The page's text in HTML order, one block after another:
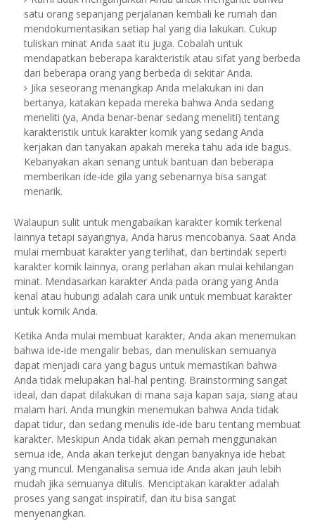
satu orang sepanjang perjalanan kembali ke rumah dan
mendokumentasikan setiap hal yang dia lakukan. Cukup
tuliskan minat Anda saat itu juga. Cobalah untuk
mendapatkan beberapa karakteristik atau sifat yang berbeda
dari beberapa orang yang berbeda di sekitar Anda.
Jika seseorang menangkap Anda melakukan ini dan
bertanya, katakan kepada mereka bahwa Anda sedang
meneliti (ya, Anda benar-benar sedang meneliti) tentang
karakteristik untuk karakter komik yang sedang Anda
kerjakan dan tanyakan apakah mereka tahu ada ide bagus.
Kebanyakan akan senang untuk bantuan dan beberapa
memberikan ide-ide gila yang sebenarnya bisa sangat
menarik.
Walaupun sulit untuk mengabaikan karakter komik terkenal
lainnya tetapi sayangnya, Anda harus mencobanya. Saat Anda
mulai membuat karakter yang terlihat, dan bertindak seperti
karakter komik lainnya, orang perlahan akan mulai kehilangan
minat. Mendasarkan karakter Anda pada orang yang Anda
kenal atau hubungi adalah cara unik untuk membuat karakter
untuk komik Anda.
Ketika Anda mulai membuat karakter, Anda akan menemukan
bahwa ide-ide mengalir bebas, dan menuliskan semuanya
dapat menjadi cara yang bagus untuk memastikan bahwa
Anda tidak melupakan hal-hal penting. Brainstorming sangat
ideal, dan dapat dilakukan di mana saja kapan saja, siang atau
malam hari. Anda mungkin menemukan bahwa Anda tidak
dapat tidur, dan sedang menulis ide-ide baru tentang membuat
karakter. Meskipun Anda tidak akan pernah menggunakan
semua ide, Anda akan terkejut dengan banyaknya ide hebat
yang muncul. Menganalisa semua ide Anda akan jauh lebih
mudah jika semuanya ditulis. Menciptakan karakter adalah
proses yang sangat inspiratif, dan itu bisa sangat
menyenangkan.